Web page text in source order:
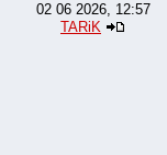
02 06 2026, 12:57
TARiK